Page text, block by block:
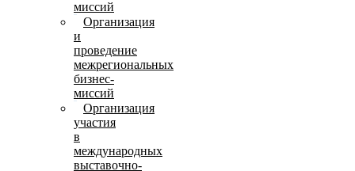
миссий
Организация
и
проведение
межрегиональных
бизнес-
миссий
Организация
участия
в
международных
выставочно-